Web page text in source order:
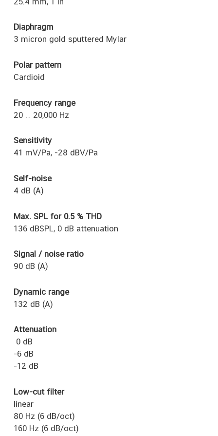
Diaphragm
3 micron gold sputtered Mylar
Polar pattern
Cardioid
Frequency range
20 … 20,000 Hz
Sensitivity
41 mV/Pa, -28 dBV/Pa
Self-noise
4 dB (A)
Max. SPL for 0.5 % THD
136 dBSPL, 0 dB attenuation
Signal / noise ratio
90 dB (A)
Dynamic range
132 dB (A)
Attenuation
0 dB
-6 dB
-12 dB
Low-cut filter
linear
80 Hz (6 dB/oct)
160 Hz (6 dB/oct)